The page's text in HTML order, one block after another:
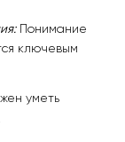
Понимание
ключевым
уметь